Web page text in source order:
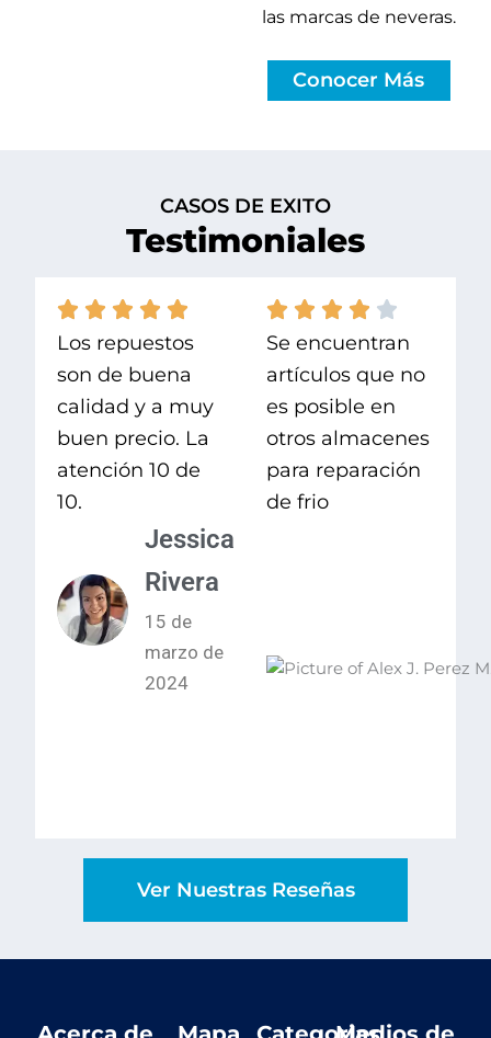
las marcas de neveras.
Conocer Más
CASOS DE EXITO
Testimoniales
Los repuestos
son de buena
calidad y a muy
buen precio. La
atención 10 de
10.
Jessica
Rivera
15 de
marzo de
2024
Se encuentran
artículos que no
es posible en
otros almacenes
para reparación
de frio
Ver Nuestras Reseñas